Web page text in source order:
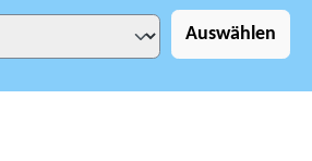
Auswählen